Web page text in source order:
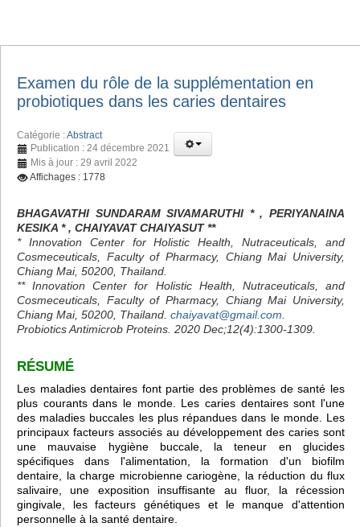
Examen du rôle de la supplémentation en
probiotiques dans les caries dentaires
Catégorie :Abstract
Publication : 24 décembre 2021
Mis à jour : 29 avril 2022
Affichages : 1778
BHAGAVATHI SUNDARAM SIVAMARUTHI * , PERIYANAINA
KESIKA * , CHAIYAVAT CHAIYASUT **
* Innovation Center for Holistic Health, Nutraceuticals, and
Cosmeceuticals, Faculty of Pharmacy, Chiang Mai University,
Chiang Mai, 50200, Thailand.
** Innovation Center for Holistic Health, Nutraceuticals, and
Cosmeceuticals, Faculty of Pharmacy, Chiang Mai University,
Chiang Mai, 50200, Thailand. chaiyavat@gmail.com
Probiotics Antimicrob Proteins. 2020 Dec;12(4):1300-1309.
RÉSUMÉ
Les maladies dentaires font partie des problèmes de santé les
plus courants dans le monde. Les caries dentaires sont l'une
des maladies buccales les plus répandues dans le monde. Les
principaux facteurs associés au développement des caries sont
une mauvaise hygiène buccale, la teneur en glucides
spécifiques dans l'alimentation, la formation d'un biofilm
dentaire, la charge microbienne cariogène, la réduction du flux
salivaire, une exposition insuffisante au fluor, la récession
gingivale, les facteurs génétiques et le manque d'attention
personnelle à la santé dentaire.